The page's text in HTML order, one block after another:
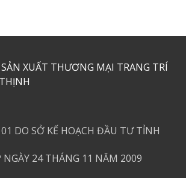
XUẤT THƯƠNG MẠI TRANG TRÍ
DO SỞ KẾ HOẠCH ĐẦU TƯ TỈNH
NGÀY 24 THÁNG 11 NĂM 2009